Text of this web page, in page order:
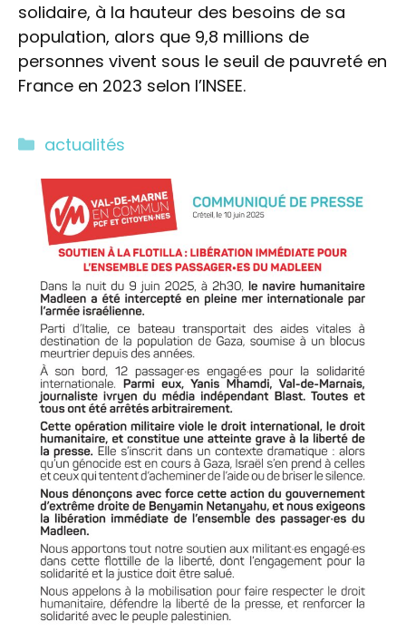
solidaire, à la hauteur des besoins de sa
population, alors que 9,8 millions de
personnes vivent sous le seuil de pauvreté en
France en 2023 selon l’INSEE.
Catégories
actualités